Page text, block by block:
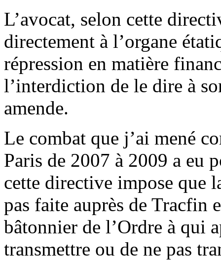
L’avocat, selon cette
directement à l’organe
répression en matière
l’interdiction de le dire à
amende.
Le combat que j’ai mené
Paris de 2007 à 2009 a eu
cette directive impose que
pas faite auprès de Tracfin
bâtonnier de l’Ordre à qui
transmettre ou de ne pas